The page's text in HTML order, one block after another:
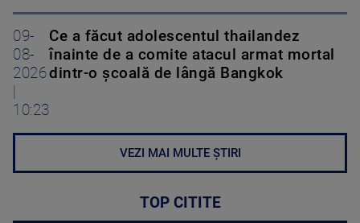
09-
08-
2026
10:23
Ce a făcut adolescentul thailandez
înainte de a comite atacul armat mortal
dintr-o școală de lângă Bangkok
VEZI MAI MULTE ȘTIRI
TOP CITITE